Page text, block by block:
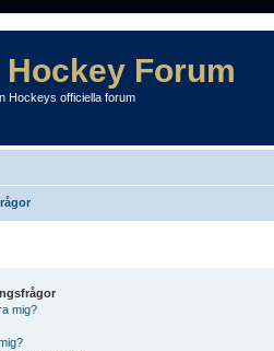
Hockey Forum
Hockeys officiella forum
mig?